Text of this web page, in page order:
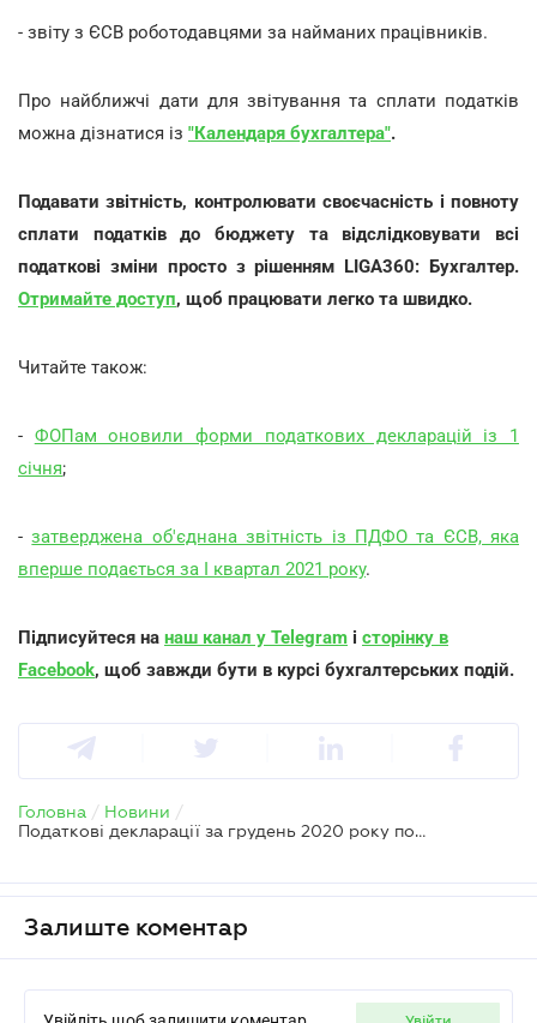
- звіту з ЄСВ роботодавцями за найманих працівників.
Про найближчі дати для звітування та сплати податків
можна дізнатися із "Календаря бухгалтера".
Подавати звітність, контролювати своєчасність і повноту
сплати податків до бюджету та відслідковувати всі
податкові зміни просто з рішенням LIGA360: Бухгалтер.
Отримайте доступ, щоб працювати легко та швидко.
Читайте також:
- ФОПам оновили форми податкових декларацій із 1
січня;
-затверджена об'єднана звітність із ПДФО та ЄСВ, яка
вперше подається за І квартал 2021 року.
Підписуйтеся на наш канал у Telegram і сторінку в
Facebook, щоб завжди бути в курсі бухгалтерських подій.
Головна / Новини /
Податкові декларації за грудень 2020 року подаються до 20 січня
Залиште коментар